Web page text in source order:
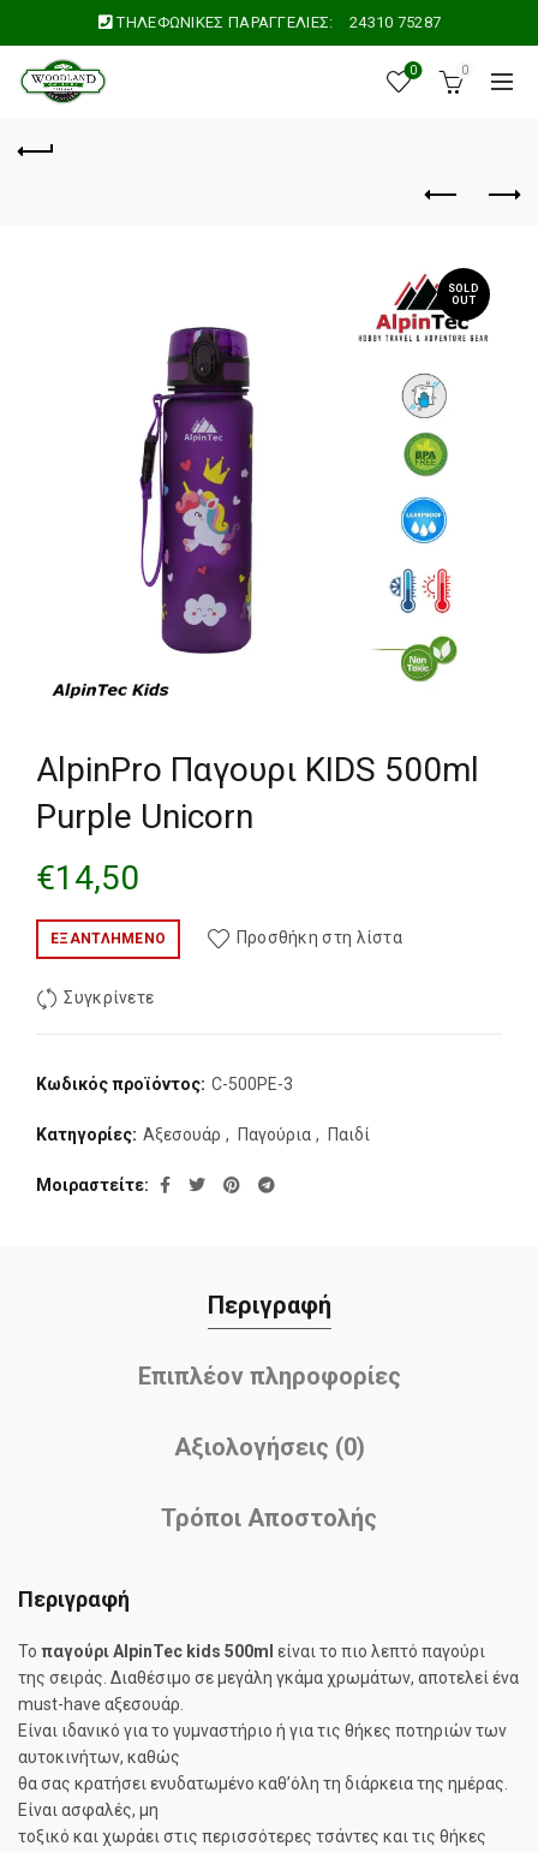
ΤΗΛΕΦΩΝΙΚΕΣ ΠΑΡΑΓΓΕΛΙΕΣ: 24310 75287
0 0
SOLD
OUT
AlpinPro Παγουρι KIDS 500ml
Purple Unicorn
€14,50
ΕΞΑΝΤΛΗΜΈΝΟ Προσθήκη στη λίστα
Συγκρίνετε
Κωδικός προϊόντος: C-500PE-3
Κατηγορίες: Αξεσουάρ , Παγούρια , Παιδί
Μοιραστείτε
Περιγραφή
Επιπλέον πληροφορίες
Αξιολογήσεις (0)
Τρόποι Αποστολής
Περιγραφή
Το παγούρι AlpinTec kids 500ml είναι το πιο λεπτό παγούρι
της σειράς. Διαθέσιμο σε μεγάλη γκάμα χρωμάτων, αποτελεί ένα
must-have αξεσουάρ.
Είναι ιδανικό για το γυμναστήριο ή για τις θήκες ποτηριών των
αυτοκινήτων, καθώς
θα σας κρατήσει ενυδατωμένο καθ’όλη τη διάρκεια της ημέρας.
Είναι ασφαλές, μη
τοξικό και χωράει στις περισσότερες τσάντες και τις θήκες